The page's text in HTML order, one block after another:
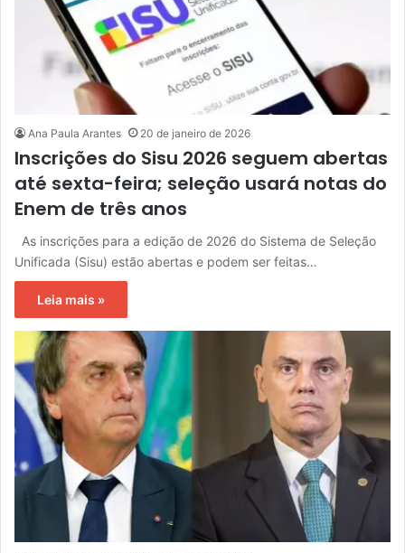
Ana Paula Arantes 20 de janeiro de 2026
Inscrições do Sisu 2026 seguem abertas
até sexta-feira; seleção usará notas do
Enem de três anos
As inscrições para a edição de 2026 do Sistema de Seleção
Unificada (Sisu) estão abertas e podem ser feitas…
Leia mais »